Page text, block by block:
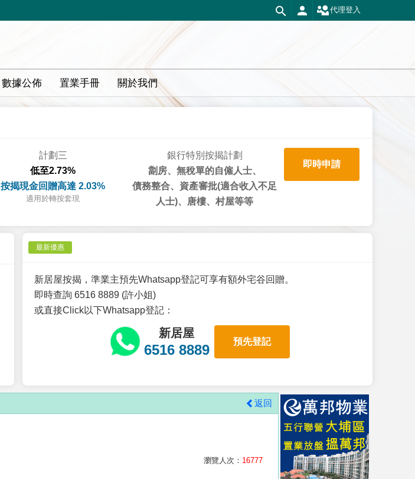
代理登入
數據公佈 置業手冊 關於我們
計劃三
低至2.73%
按揭現金回贈高達 2.03%
適用於轉按套現
銀行特別按揭計劃
劏房、無稅單的自僱人士、
債務整合、資產審批(適合收入不足
人士)、唐樓、村屋等等
即時申請
最新優惠
新居屋按揭，準業主預先Whatsapp登記可享有額外宅谷回贈。
即時查詢 6516 8889 (許小姐)
或直接Click以下Whatsapp登記：
新居屋
6516 8889
預先登記
返回
瀏覽人次： 16777